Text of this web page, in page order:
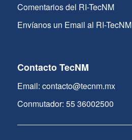
Comentarios del RI-TecNM
Envíanos un Email al RI-TecNM
Contacto TecNM
Email: contacto@tecnm.mx
Conmutador: 55 36002500